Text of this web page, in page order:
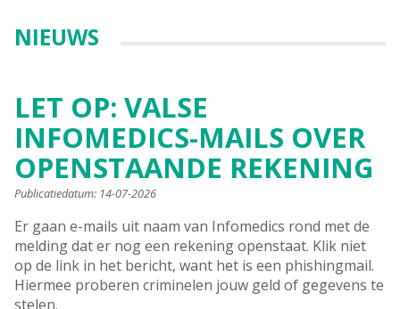
NIEUWS
LET OP: VALSE
INFOMEDICS-MAILS OVER
OPENSTAANDE REKENING
Publicatiedatum: 14-07-2026
Er gaan e-mails uit naam van Infomedics rond met de
melding dat er nog een rekening openstaat. Klik niet
op de link in het bericht, want het is een phishingmail.
Hiermee proberen criminelen jouw geld of gegevens te
stelen.